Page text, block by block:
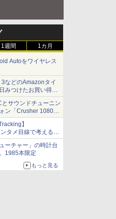
1週間 1カ月
Autoをワイヤレス
などのAmazonタイ
みつけたお買い得
サウンドチューニン
ン「Crusher 1080
】
タメ目線で考える、
」
ーチャー」の時計台
1985本限定
もっと見る